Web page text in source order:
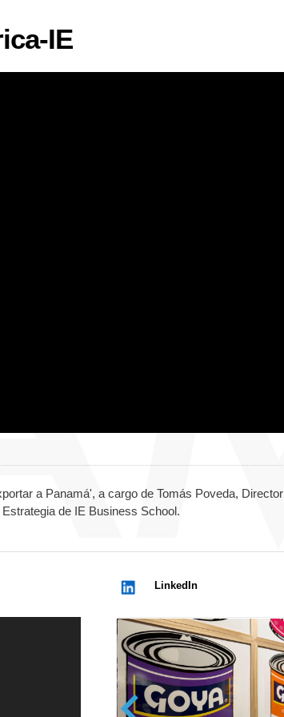
IE
a Panamá', a cargo de Tomás Poveda, Director
de IE Business School.
LinkedIn